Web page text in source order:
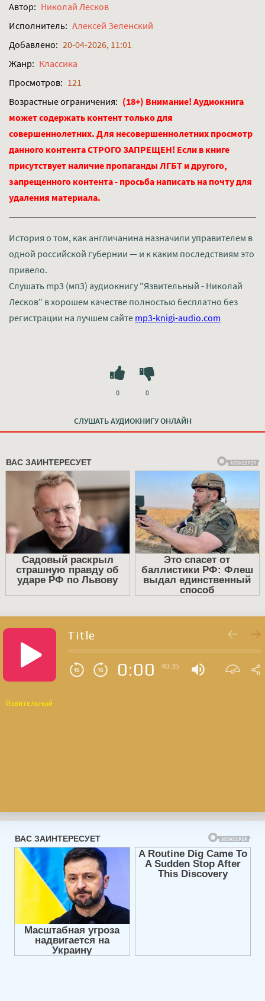
Автор: Николай Лесков
Исполнитель: Алексей Зеленский
Добавлено: 20-04-2026, 11:01
Жанр: Классика
Просмотров: 121
Возрастные ограничения: (18+) Внимание! Аудиокнига
может содержать контент только для
совершеннолетних. Для несовершеннолетних просмотр
данного контента СТРОГО ЗАПРЕЩЕН! Если в книге
присутствует наличие пропаганды ЛГБТ и другого,
запрещенного контента - просьба написать на почту для
удаления материала.
История о том, как англичанина назначили управителем в
одной российской губернии — и к каким последствиям это
привело.
Слушать mp3 (мп3) аудиокнигу "Язвительный - Николай
Лесков" в хорошем качестве полностью бесплатно без
регистрации на лучшем сайте mp3-knigi-audio.com
СЛУШАТЬ АУДИОКНИГУ ОНЛАЙН
0 0
Title
0:00 40:35
Язвительный